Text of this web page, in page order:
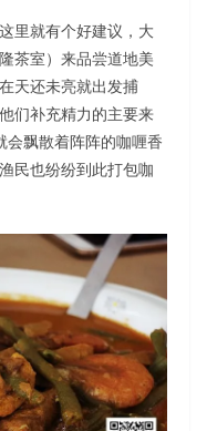
里就有个好建议，大
茶室）来品尝道地美
天还未亮就出发捕
们补充精力的主要来
会飘散着阵阵的咖喱香
民也纷纷到此打包咖